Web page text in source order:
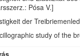
Pósa V.]
der
study of the